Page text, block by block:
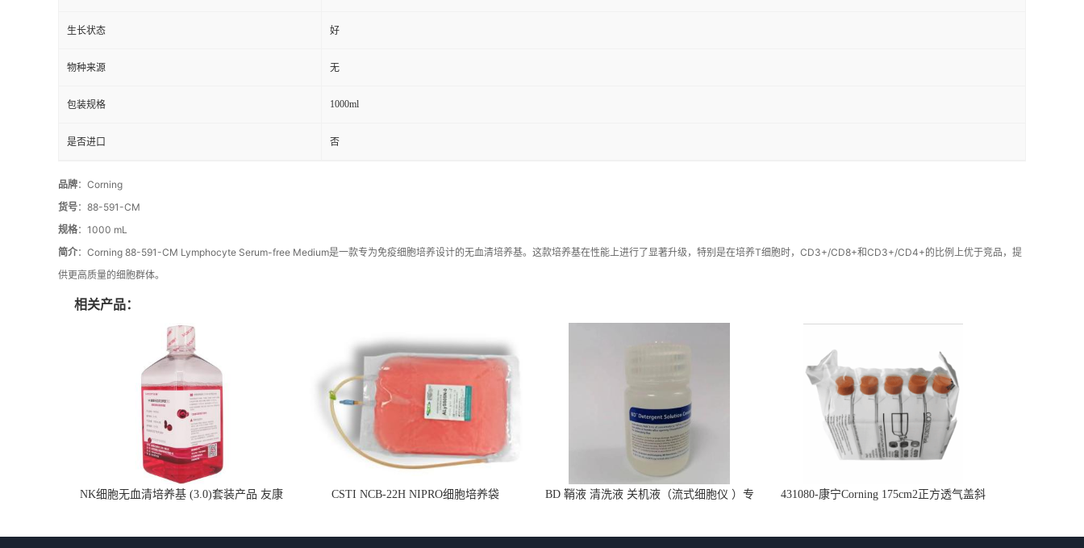
生长状态 好
物种来源 无
包装规格 1000ml
是否进口 否
品牌：Corning
货号：88-591-CM
规格：1000 mL
简介：Corning 88-591-CM Lymphocyte Serum-free Medium是一款专为免疫细胞培养设计的无血清培养基。这款培养基在性能上进行了显著升级，特别是在培养T细胞时，CD3+/CD8+和CD3+/CD4+的比例上优于竞品，提
供更高质量的细胞群体。
相关产品：
NK细胞无血清培养基 (3.0)套装产品 友康
CSTI NCB-22H NIPRO细胞培养袋
BD 鞘液 清洗液 关机液（流式细胞仪 ）专
431080-康宁Corning 175cm2正方透气盖斜